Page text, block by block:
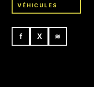
VÉHICULES
f X ≋